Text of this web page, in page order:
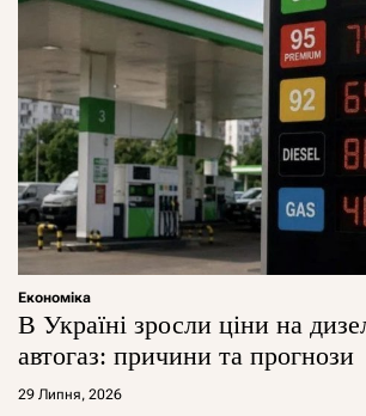
Економіка
В Україні зросли ціни на
автогаз: причини та прогнози
29 Липня, 2026